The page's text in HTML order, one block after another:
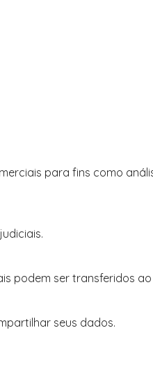
para fins como
podem ser transferidos
seus dados.